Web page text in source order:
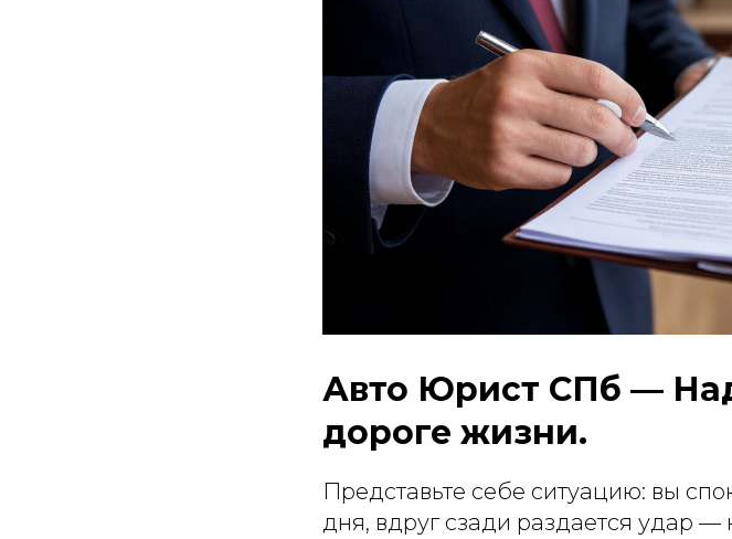
Авто Юрист СПб —
дороге жизни.
Представьте себе ситуацию: вы
дня, вдруг сзади раздается удар —